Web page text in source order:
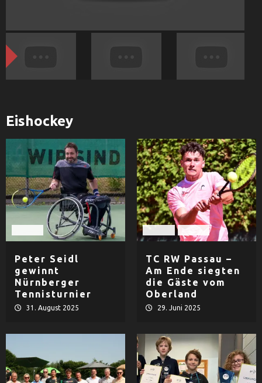
Eishockey
Peter Seidl
gewinnt
Nürnberger
Tennisturnier
31. August 2025
TC RW Passau –
Am Ende siegten
die Gäste vom
Oberland
29. Juni 2025